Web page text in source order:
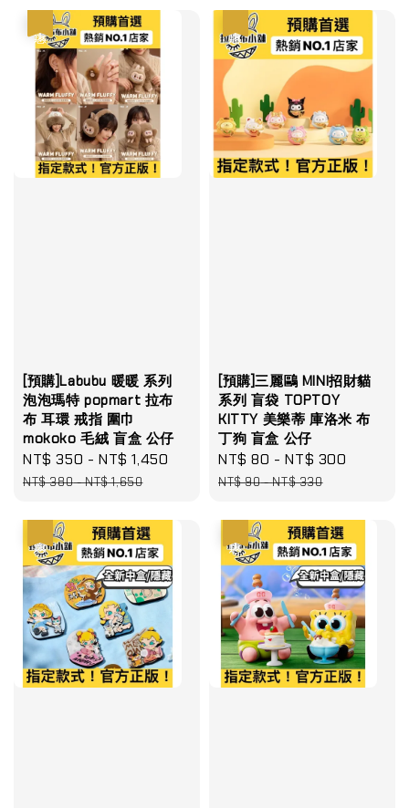
[預購]Labubu 暖暖 系列
泡泡瑪特 popmart 拉布
布 耳環 戒指 圍巾
mokoko 毛絨 盲盒 公仔
Sale
price
NT$ 350 -NT$ 1,450
Regular
NT$ 380-NT$ 1,650
[預購]三麗鷗 MINI招財貓
系列 盲袋 TOPTOY
KITTY 美樂蒂 庫洛米 布
丁狗 盲盒 公仔
Sale
price
NT$ 80 -NT$ 300
NT$ 90-NT$ 330